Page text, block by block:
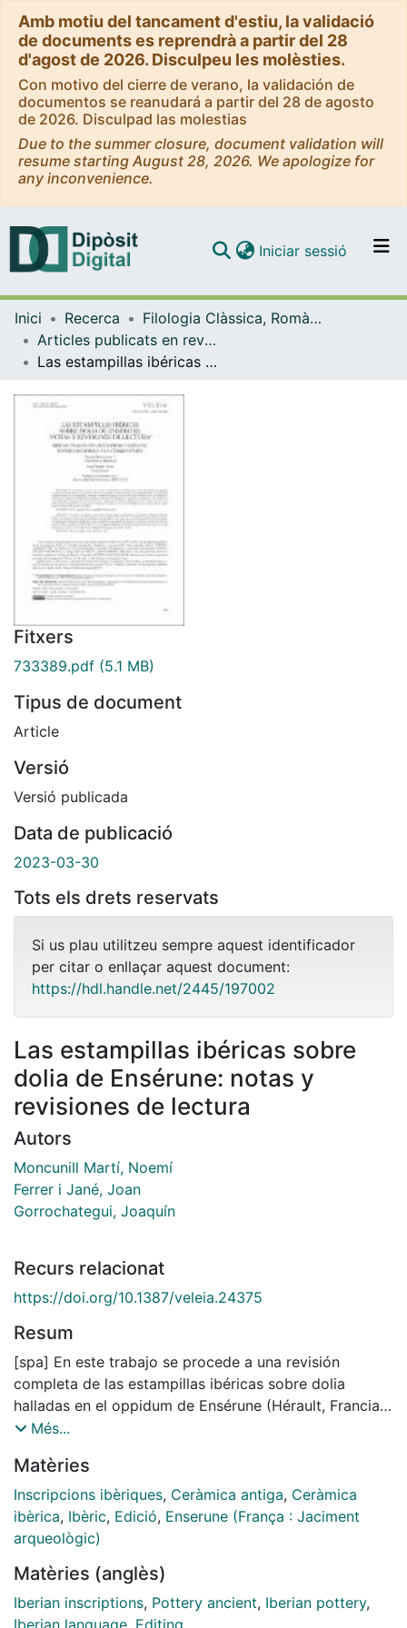
Amb motiu del tancament d'estiu, la validació
de documents es reprendrà a partir del 28
d'agost de 2026. Disculpeu les molèsties.
Con motivo del cierre de verano, la validación de
documentos se reanudará a partir del 28 de agosto
de 2026. Disculpad las molestias
Due to the summer closure, document validation will
resume starting August 28, 2026. We apologize for
any inconvenience.
Navega per tot el DD
Iniciar sessió (current)
Inici Recerca
Filologia Clàssica, Romànica i Semítica
Articles publicats en revistes (Filologia Clàssica, Romànica i Semítica)
Las estampillas ibéricas sobre dolia de Ensérune: notas y revisiones de lectura
Fitxers
733389.pdf (5.1 MB)
Tipus de document
Article
Versió
Versió publicada
Data de publicació
2023-03-30
Tots els drets reservats
Si us plau utilitzeu sempre aquest identificador
per citar o enllaçar aquest document:
https://hdl.handle.net/2445/197002
Las estampillas ibéricas sobre
dolia de Ensérune: notas y
revisiones de lectura
Autors
Moncunill Martí, Noemí
Ferrer i Jané, Joan
Gorrochategui, Joaquín
Recurs relacionat
https://doi.org/10.1387/veleia.24375
Resum
[spa] En este trabajo se procede a una revisión
completa de las estampillas ibéricas sobre dolia
halladas en el oppidum de Ensérune (Hérault, Francia),
el yacimiento más rico en este tipo de inscripciones
autopsias de las inscripciones, revisando y
modificando algunas lecturas de los editores
anteriores, sino que también editamos nuevos
ejemplares. Acompañamos comentarios sobre
con el objetivo de contextualizar las inscripciones. La
mayoría documentan exclusivamente el nombre
aislado del artesano y solo en tres casos se usa
Més...
Matèries
Inscripcions ibèriques, Ceràmica antiga, Ceràmica
ibèrica, Ibèric, Edició, Enserune (França : Jaciment
arqueològic)
Matèries (anglès)
Iberian inscriptions, Pottery ancient, Iberian pottery,